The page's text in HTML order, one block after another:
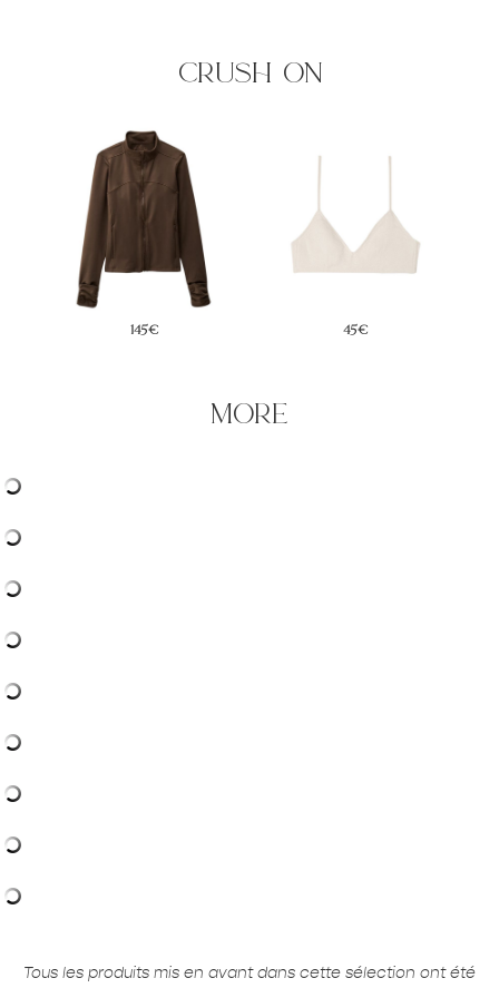
crush on
145€ 45€
more
Tous les produits mis en avant dans cette sélection ont été